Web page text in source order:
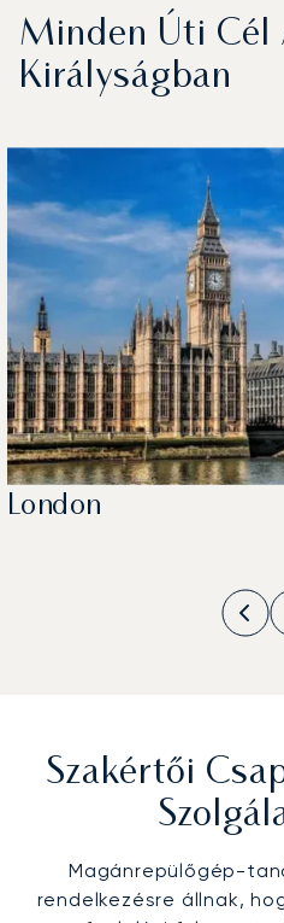
Minden Úti Cél
Királyságban
London
Szakértői
Magánrepülőgép-
rendelkezésre állnak,